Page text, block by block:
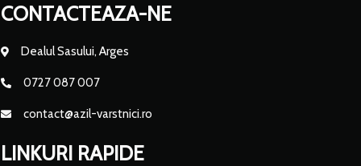
CONTACTEAZA-NE
Dealul Sasului, Arges
0727 087 007
contact@azil-varstnici.ro
LINKURI RAPIDE